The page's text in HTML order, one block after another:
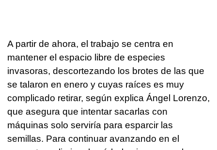
A partir de ahora, el trabajo se centra en
mantener el espacio libre de especies
invasoras, descortezando los brotes de las que
se talaron en enero y cuyas raíces es muy
complicado retirar, según explica Ángel Lorenzo,
que asegura que intentar sacarlas con
máquinas solo serviría para esparcir las
semillas. Para continuar avanzando en el